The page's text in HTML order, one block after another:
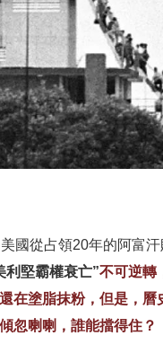
國從占領20年的阿富
利堅霸權衰亡”不可逆轉
在塗脂抹粉，但是，曆
忽喇喇，誰能擋得住？